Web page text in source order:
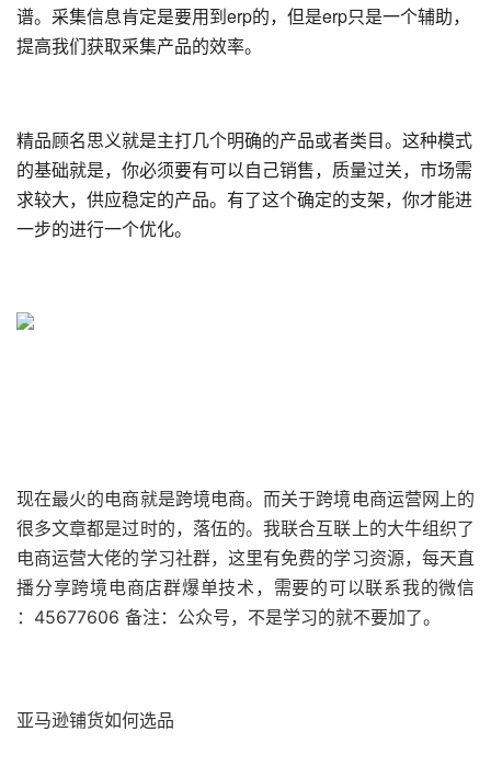
谱。采集信息肯定是要用到erp的，但是erp只是一个辅助，
提高我们获取采集产品的效率。
精品顾名思义就是主打几个明确的产品或者类目。这种模式
的基础就是，你必须要有可以自己销售，质量过关，市场需
求较大，供应稳定的产品。有了这个确定的支架，你才能进
一步的进行一个优化。
现在最火的电商就是跨境电商。而关于跨境电商运营网上的
很多文章都是过时的，落伍的。我联合互联上的大牛组织了
电商运营大佬的学习社群，这里有免费的学习资源，每天直
播分享跨境电商店群爆单技术，需要的可以联系我的微信
：45677606 备注：公众号，不是学习的就不要加了。
亚马逊铺货如何选品